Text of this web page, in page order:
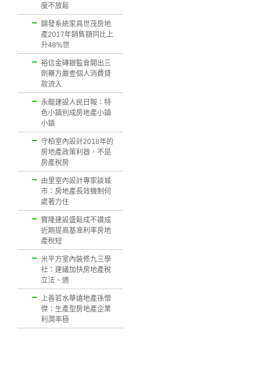
度不放鬆
錦發系統家具世茂房地
產2017年銷售額同比上
升48%世
裕信金磚銀監會開出三
劑藥方嚴查個人消費貸
款流入
永龍建設人民日報：特
色小鎮別成房地產小鎮
小鎮
守柏室內設計2018年的
房地產政策利器，不是
房產稅房
由里室內設計專家談城
市：房地產長效機制何
處著力住
寶隆建設盛鬆成不讚成
近期提高基准利率房地
產稅短
米平方室內裝修九三學
社：建議加快房地產稅
立法、適
上善若水華遠地產孫懷
傑：生產型房地產企業
利潤率極